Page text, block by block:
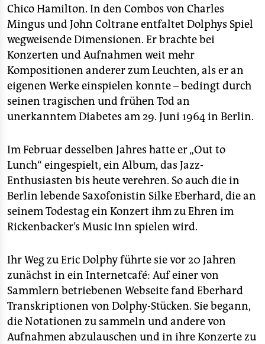
Chico Hamilton. In den Combos von Charles
Mingus und John Coltrane entfaltet Dolphys Spiel
wegweisende Dimensionen. Er brachte bei
Konzerten und Aufnahmen weit mehr
Kompositionen anderer zum Leuchten, als er an
eigenen Werke einspielen konnte – bedingt durch
seinen tragischen und frühen Tod an
unerkanntem Diabetes am 29. Juni 1964 in Berlin.
Im Februar desselben Jahres hatte er „Out to
Lunch“ eingespielt, ein Album, das Jazz-
Enthusiasten bis heute verehren. So auch die in
Berlin lebende Saxofonistin Silke Eberhard, die an
seinem Todestag ein Konzert ihm zu Ehren im
Rickenbacker’s Music Inn spielen wird.
Ihr Weg zu Eric Dolphy führte sie vor 20 Jahren
zunächst in ein Internetcafé: Auf einer von
Sammlern betriebenen Webseite fand Eberhard
Transkriptionen von Dolphy-Stücken. Sie begann,
die Notationen zu sammeln und andere von
Aufnahmen abzulauschen und in ihre Konzerte zu